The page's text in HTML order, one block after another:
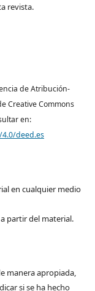
revista.
de Atribución-
Creative Commons
en:
deed.es
en cualquier medio
partir del material.
manera apropiada,
si se ha hecho